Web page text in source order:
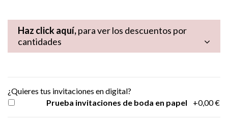
Haz click aquí,para ver los descuentos por
cantidades
¿Quieres tus invitaciones en digital?
Prueba invitaciones de boda en papel
+0,00 €